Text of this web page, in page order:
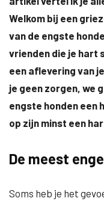
Welkom bij een
van de engste
vrienden die je hart
een aflevering van
je geen zorgen, we
engste honden een
op zijn minst een
De meest
Soms heb je het